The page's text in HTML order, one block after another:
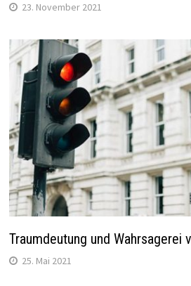
23. November 2021
Traumdeutung und Wahrsagerei
25. Mai 2021